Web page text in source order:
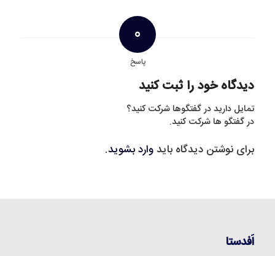
0
پاسخ
دیدگاه خود را ثبت کنید
تمایل دارید در گفتگوها شرکت کنید؟
در گفتگو ها شرکت کنید.
برای نوشتن دیدگاه بایدوارد بشوید.
اَفدستا